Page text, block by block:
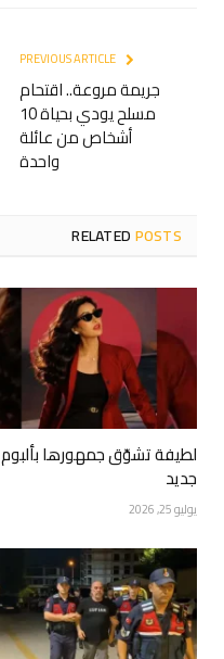
جريمة مروعة.. اقتحام
مسلح يودي بحياة 10
أشخاص من عائلة
واحدة
RELATEDPOSTS
لطيفة تشوّق جمهورها بألبوم
جديد
يوليو 25, 2026